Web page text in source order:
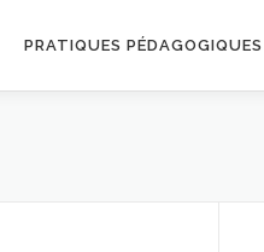
PRATIQUES PÉDAGOGIQUES